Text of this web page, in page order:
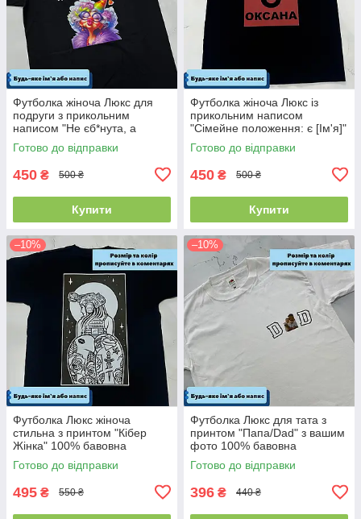
Футболка жіноча Люкс для
подруги з прикольним
написом "Не єб*нута, а
унікальна" 100% бавовна
Готово до відправки
450 ₴ 500 ₴
Купити
Футболка жіноча Люкс із
прикольним написом
"Сімейне положення: є [Ім'я]"
(будь-яке ім'я) 100% бавовна
Готово до відправки
450 ₴ 500 ₴
Купити
–10%
Футболка Люкс жіноча
стильна з принтом "Кібер
Жінка" 100% бавовна
Готово до відправки
495 ₴ 550 ₴
–10%
Футболка Люкс для тата з
принтом "Папа/Dad" з вашим
фото 100% бавовна
Готово до відправки
396 ₴ 440 ₴